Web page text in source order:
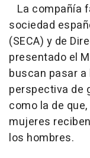
La compañía
sociedad
(SECA) y de
presentado el
buscan pasar
perspectiva de
como la de
mujeres
los hombres.